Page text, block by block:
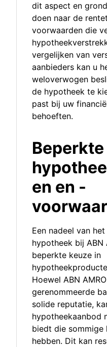
dit aspect en
doen naar de
voorwaarden die
vergelijken van
aanbieders kan u
weloverwogen
de hypotheek te
past bij uw
behoeften.
en en -
Een nadeel van
hypotheek bij ABN
beperkte keuze in
Hoewel ABN
gerenommeerde
solide reputatie,
hypotheekaanbod
biedt die sommige
hebben. Dit kan